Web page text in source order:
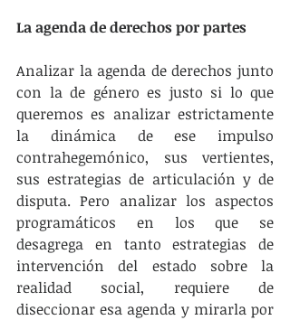
La agenda de derechos por partes
Analizar la agenda de derechos junto
con la de género es justo si lo que
queremos es analizar estrictamente
la dinámica de ese impulso
contrahegemónico, sus vertientes,
sus estrategias de articulación y de
disputa. Pero analizar los aspectos
programáticos en los que se
desagrega en tanto estrategias de
intervención del estado sobre la
realidad social, requiere de
diseccionar esa agenda y mirarla por